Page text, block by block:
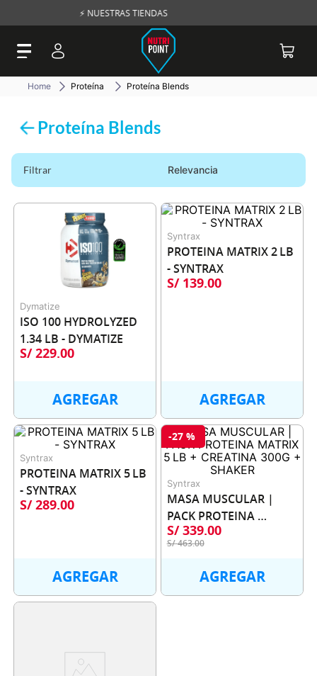
NUESTRAS TIENDAS
Proteína Proteína Blends
Proteína Blends
Filtrar Relevancia
Dymatize
ISO 100 HYDROLYZED
1.34 LB - DYMATIZE
S/ 229.00
AGREGAR
Syntrax
PROTEINA MATRIX 2 LB
- SYNTRAX
S/ 139.00
AGREGAR
Syntrax
PROTEINA MATRIX 5 LB
- SYNTRAX
S/ 289.00
AGREGAR
-27 %
Syntrax
MASA MUSCULAR |
PACK PROTEINA
MATRIX 5 LB +
CREATINA 300G +
S/ 339.00
S/463.00
AGREGAR